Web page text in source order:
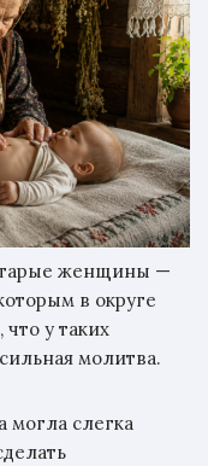
женщины —
в округе
у таких
молитва.
могла слегка